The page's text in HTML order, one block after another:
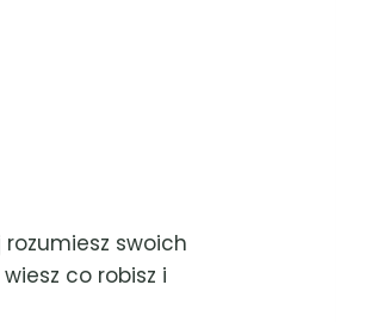
rozumiesz swoich
co robisz i